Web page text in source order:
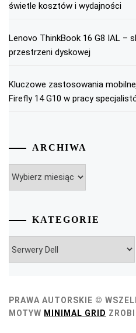
świetle kosztów i wydajności
Lenovo ThinkBook 16 G8 IAL –
przestrzeni dyskowej
Kluczowe zastosowania
Firefly 14 G10 w pracy
ARCHIWA
KATEGORIE
PRAWA AUTORSKIE ©
MOTYW MINIMAL GRID